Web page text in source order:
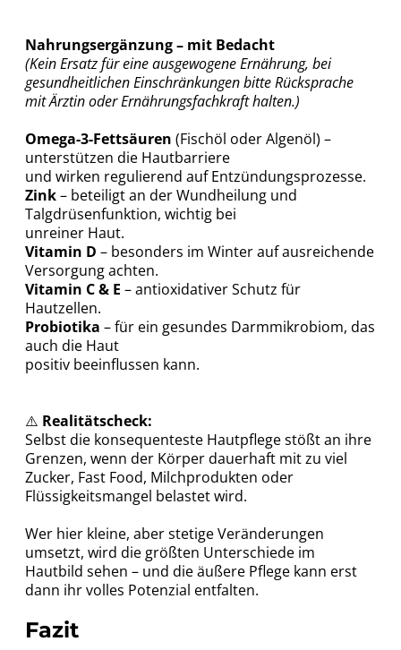
Nahrungsergänzung – mit Bedacht
(Kein Ersatz für eine ausgewogene Ernährung, bei
gesundheitlichen Einschränkungen bitte Rücksprache
mit Ärztin oder Ernährungsfachkraft halten.)
Omega-3-Fettsäuren (Fischöl oder Algenöl) –
unterstützen die Hautbarriere
und wirken regulierend auf Entzündungsprozesse.
Zink– beteiligt an der Wundheilung und
Talgdrüsenfunktion, wichtig bei
unreiner Haut.
Vitamin D – besonders im Winter auf ausreichende
Versorgung achten.
Vitamin C & E – antioxidativer Schutz für
Hautzellen.
Probiotika – für ein gesundes Darmmikrobiom, das
auch die Haut
positiv beeinflussen kann.
⚠️ Realitätscheck:
Selbst die konsequenteste Hautpflege stößt an ihre
Grenzen, wenn der Körper dauerhaft mit zu viel
Zucker, Fast Food, Milchprodukten oder
Flüssigkeitsmangel belastet wird.
Wer hier kleine, aber stetige Veränderungen
umsetzt, wird die größten Unterschiede im
Hautbild sehen – und die äußere Pflege kann erst
dann ihr volles Potenzial entfalten.
Fazit